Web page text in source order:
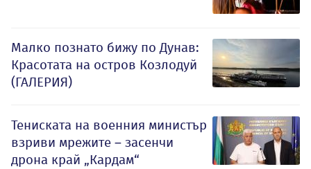
Малко познато бижу по Дунав:
Красотата на остров Козлодуй
(ГАЛЕРИЯ)
Тениската на военния министър
взриви мрежите – засенчи
дрона край „Кардам“